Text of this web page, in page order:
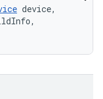
device,